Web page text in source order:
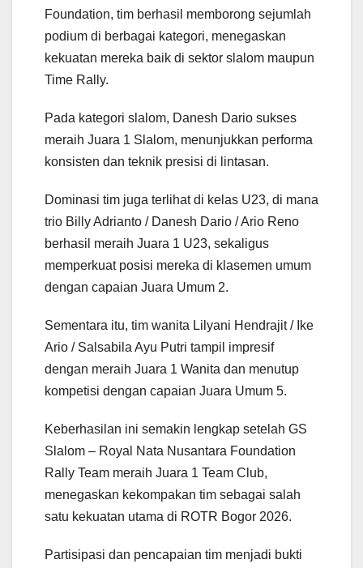
Foundation, tim berhasil memborong sejumlah
podium di berbagai kategori, menegaskan
kekuatan mereka baik di sektor slalom maupun
Time Rally.
Pada kategori slalom, Danesh Dario sukses
meraih Juara 1 Slalom, menunjukkan performa
konsisten dan teknik presisi di lintasan.
Dominasi tim juga terlihat di kelas U23, di mana
trio Billy Adrianto / Danesh Dario / Ario Reno
berhasil meraih Juara 1 U23, sekaligus
memperkuat posisi mereka di klasemen umum
dengan capaian Juara Umum 2.
Sementara itu, tim wanita Lilyani Hendrajit / Ike
Ario / Salsabila Ayu Putri tampil impresif
dengan meraih Juara 1 Wanita dan menutup
kompetisi dengan capaian Juara Umum 5.
Keberhasilan ini semakin lengkap setelah GS
Slalom – Royal Nata Nusantara Foundation
Rally Team meraih Juara 1 Team Club,
menegaskan kekompakan tim sebagai salah
satu kekuatan utama di ROTR Bogor 2026.
Partisipasi dan pencapaian tim menjadi bukti